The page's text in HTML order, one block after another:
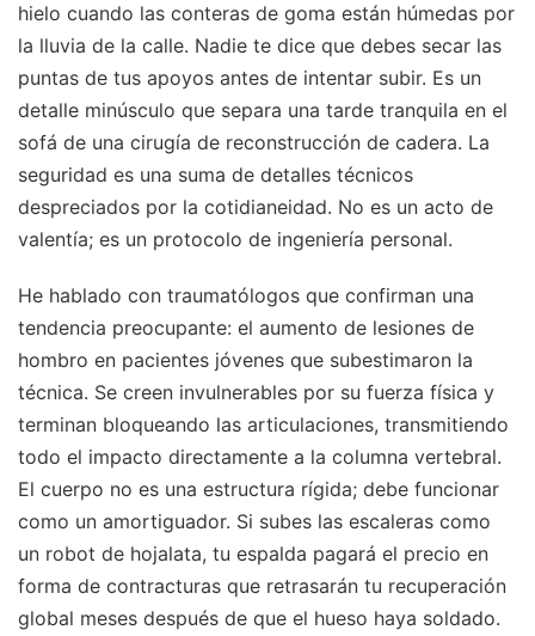
hielo cuando las conteras de goma están húmedas por
la lluvia de la calle. Nadie te dice que debes secar las
puntas de tus apoyos antes de intentar subir. Es un
detalle minúsculo que separa una tarde tranquila en el
sofá de una cirugía de reconstrucción de cadera. La
seguridad es una suma de detalles técnicos
despreciados por la cotidianeidad. No es un acto de
valentía; es un protocolo de ingeniería personal.
He hablado con traumatólogos que confirman una
tendencia preocupante: el aumento de lesiones de
hombro en pacientes jóvenes que subestimaron la
técnica. Se creen invulnerables por su fuerza física y
terminan bloqueando las articulaciones, transmitiendo
todo el impacto directamente a la columna vertebral.
El cuerpo no es una estructura rígida; debe funcionar
como un amortiguador. Si subes las escaleras como
un robot de hojalata, tu espalda pagará el precio en
forma de contracturas que retrasarán tu recuperación
global meses después de que el hueso haya soldado.